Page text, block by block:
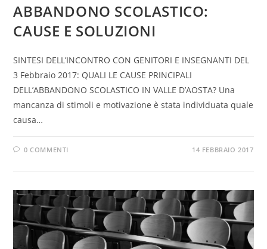
ABBANDONO SCOLASTICO:
CAUSE E SOLUZIONI
SINTESI DELL’INCONTRO CON GENITORI E INSEGNANTI DEL
3 Febbraio 2017: QUALI LE CAUSE PRINCIPALI
DELL’ABBANDONO SCOLASTICO IN VALLE D’AOSTA? Una
mancanza di stimoli e motivazione è stata individuata quale
causa…
0 COMMENTI 14 FEBBRAIO 2017